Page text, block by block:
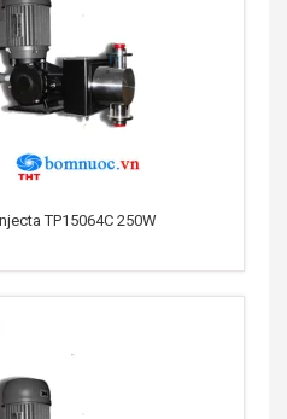
TP15064C 250W